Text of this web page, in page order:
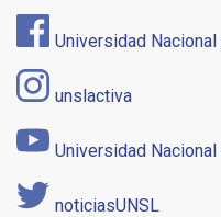
Universidad
unslactiva
Universidad
noticiasUNSL